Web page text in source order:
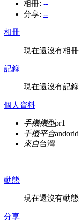
相冊: --
分享: --
相冊
現在還沒有相冊
記錄
現在還沒有記錄
個人資料
手機機型pr1
手機平台andorid
來自台灣
動態
現在還沒有動態
分享